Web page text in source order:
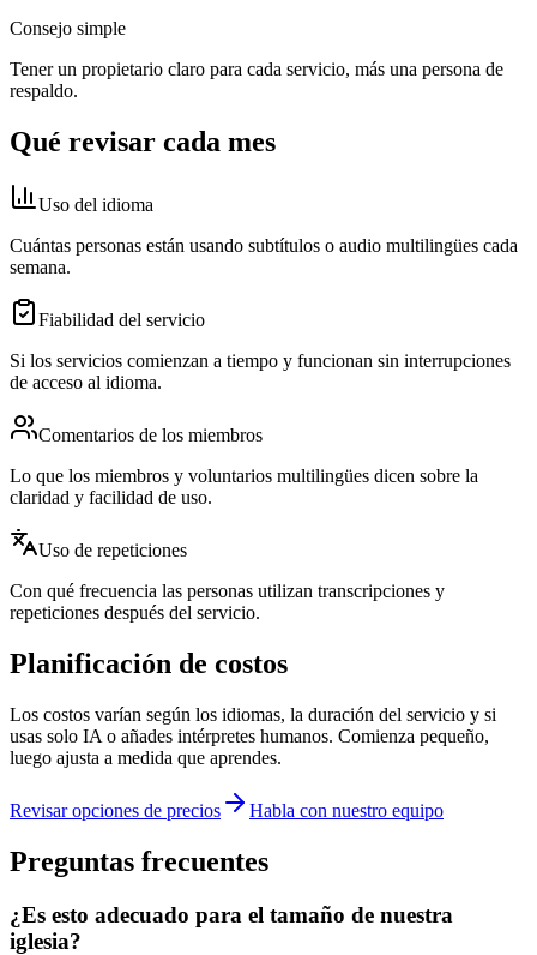
Consejo simple
Tener un propietario claro para cada servicio, más una persona de
respaldo.
Qué revisar cada mes
Uso del idioma
Cuántas personas están usando subtítulos o audio multilingües cada
semana.
Fiabilidad del servicio
Si los servicios comienzan a tiempo y funcionan sin interrupciones
de acceso al idioma.
Comentarios de los miembros
Lo que los miembros y voluntarios multilingües dicen sobre la
claridad y facilidad de uso.
Uso de repeticiones
Con qué frecuencia las personas utilizan transcripciones y
repeticiones después del servicio.
Planificación de costos
Los costos varían según los idiomas, la duración del servicio y si
usas solo IA o añades intérpretes humanos. Comienza pequeño,
luego ajusta a medida que aprendes.
Revisar opciones de precios Habla con nuestro equipo
Preguntas frecuentes
¿Es esto adecuado para el tamaño de nuestra
iglesia?